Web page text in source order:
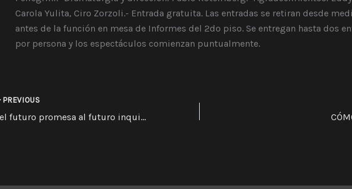
Carola Yulita, Ciro Zorzoli.- Entrada gratuita. Las entradas se retiran desde
antes de la función en mesa de Informes del 2do piso. Se entregan hasta dos
por persona y los espectáculos comienzan puntualmente.
PREVIOUS
Del futuro promesa al futuro inquietante